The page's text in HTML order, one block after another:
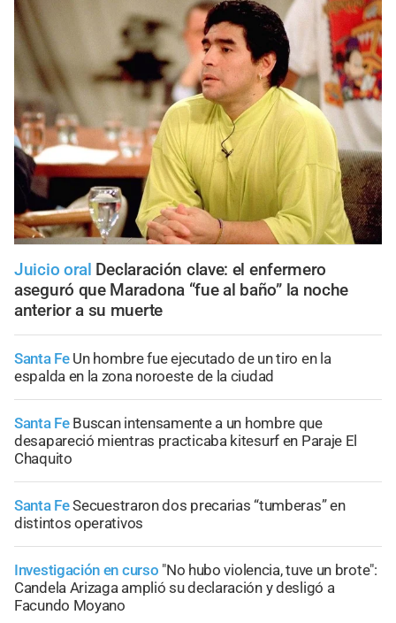
Juicio oral Declaración clave: el enfermero
aseguró que Maradona “fue al baño” la noche
anterior a su muerte
Santa Fe Un hombre fue ejecutado de un tiro en la
espalda en la zona noroeste de la ciudad
Santa Fe Buscan intensamente a un hombre que
desapareció mientras practicaba kitesurf en Paraje El
Chaquito
Santa FeSecuestraron dos precarias “tumberas” en
distintos operativos
Investigación en curso "No hubo violencia, tuve un brote":
Candela Arizaga amplió su declaración y desligó a
Facundo Moyano